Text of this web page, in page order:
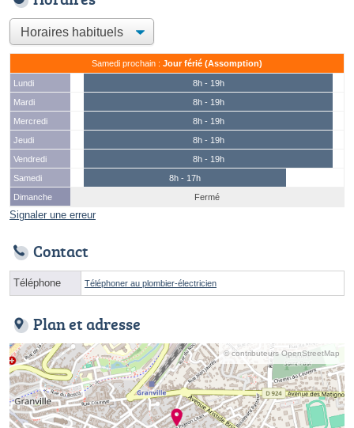
Samedi prochain : Jour férié (Assomption)
Lundi
8h - 19h
Mardi
8h - 19h
Mercredi
8h - 19h
Jeudi
8h - 19h
Vendredi
8h - 19h
Samedi
8h - 17h
Dimanche
Fermé
Signaler une erreur
Contact
Téléphone Téléphoner au plombier-électricien
Plan et adresse
© contributeurs OpenStreetMap